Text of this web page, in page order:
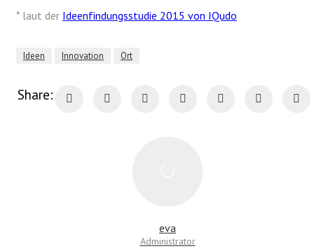
* laut der Ideenfindungsstudie 2015 von IQudo
Ideen Innovation Ort
Share:
eva
Administrator